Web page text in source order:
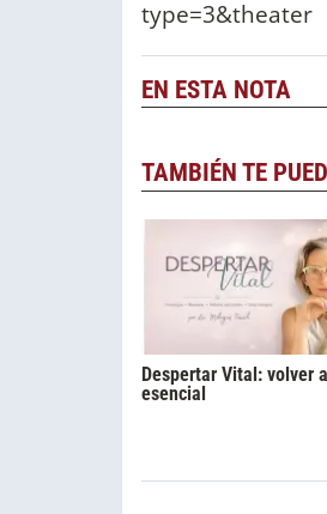
type=3&theater
EN ESTA NOTA
TAMBIÉN TE
Despertar Vital: volver
esencial